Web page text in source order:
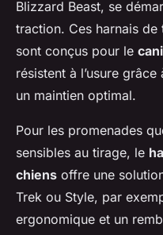
Blizzard Beast, se
traction. Ces harnais
sont conçus pour le
résistent à l’usure
un maintien optimal.
Pour les promenades
sensibles au tirage, le
chiens offre une
Trek ou Style, par
ergonomique et un